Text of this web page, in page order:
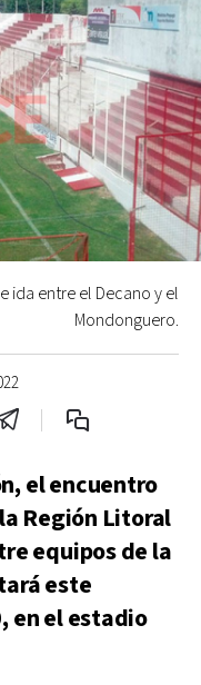
ida entre el Decano y el
Mondonguero.
el encuentro
Región Litoral
equipos de la
este
en el estadio